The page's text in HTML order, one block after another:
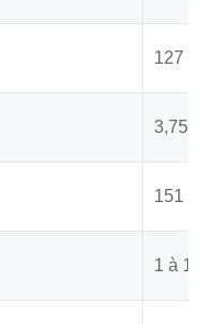
127
151
1 à